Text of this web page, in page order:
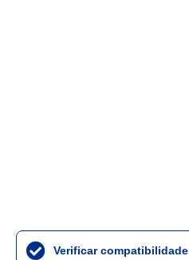
Verificar compatibilidade